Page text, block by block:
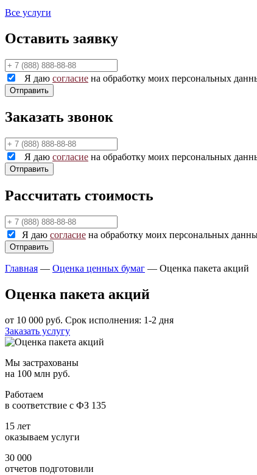
Все услуги
Оставить заявку
Я даю согласие на обработку моих персональных
Заказать звонок
Я даю согласие на обработку моих персональных
Рассчитать стоимость
Я даю согласие на обработку моих персональных
Главная — Оценка ценных бумаг — Оценка пакета акций
Оценка пакета акций
от 10 000 руб. Срок исполнения: 1-2 дня
Заказать услугу
Мы застрахованы
на 100 млн руб.
Работаем
в соответствие с ФЗ 135
15 лет
оказываем услуги
30 000
отчетов подготовили